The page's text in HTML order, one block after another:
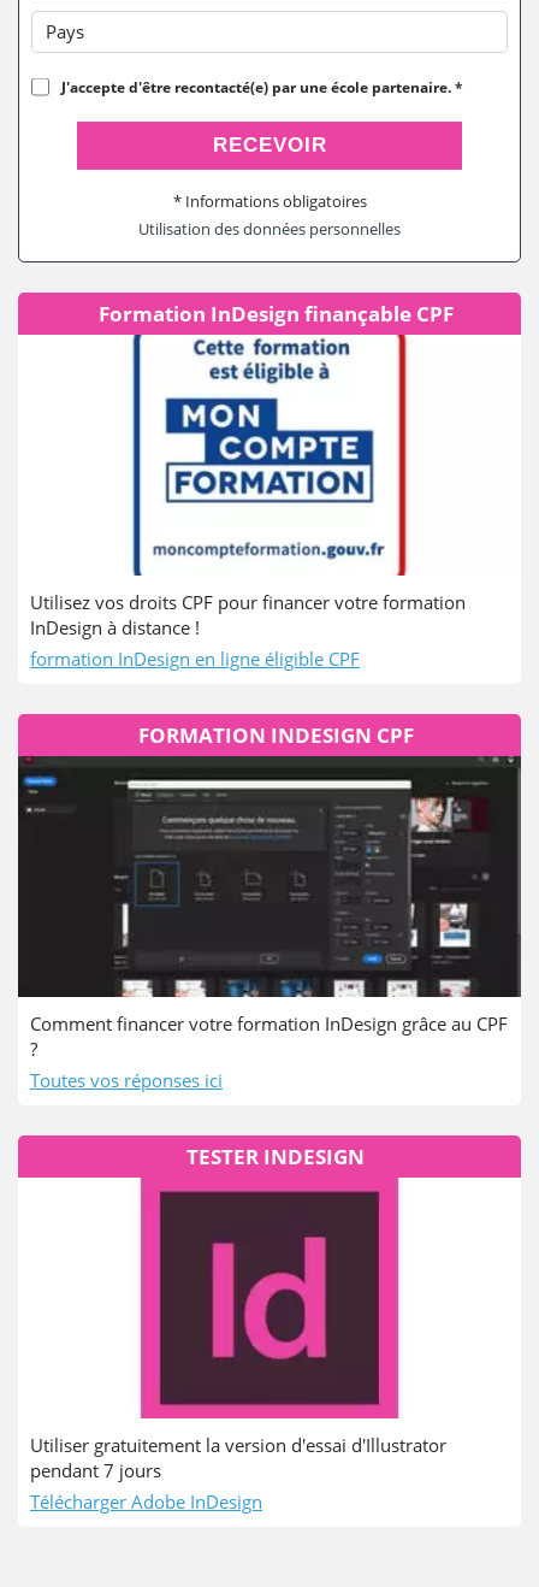
Pays
J'accepte d'être recontacté(e) par une école partenaire.*
RECEVOIR
* Informations obligatoires
Utilisation des données personnelles
Formation InDesign finançable CPF
Utilisez vos droits CPF pour financer votre formation
InDesign à distance !
formation InDesign en ligne éligible CPF
FORMATION INDESIGN CPF
Comment financer votre formation InDesign grâce au CPF
?
Toutes vos réponses ici
TESTER INDESIGN
Utiliser gratuitement la version d'essai d'Illustrator
pendant 7 jours
Télécharger Adobe InDesign